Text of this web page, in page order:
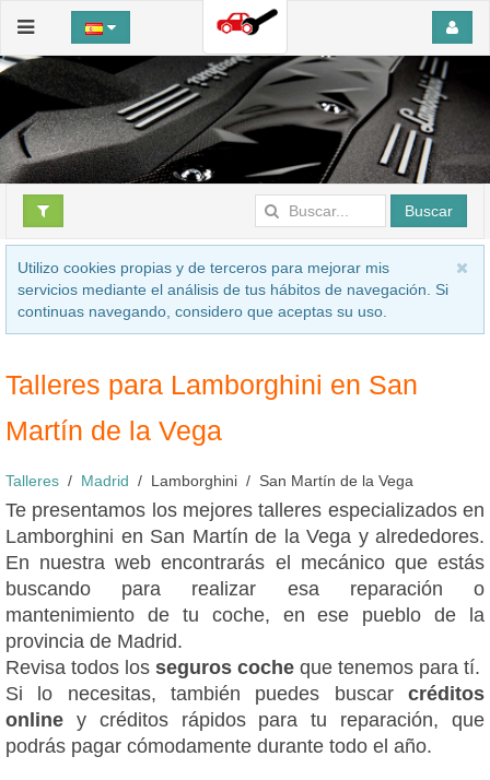
Buscar
Utilizo cookies propias y de terceros para mejorar mis
servicios mediante el análisis de tus hábitos de navegación. Si
continuas navegando, considero que aceptas su uso.
Talleres para Lamborghini en San
Martín de la Vega
Talleres Madrid Lamborghini San Martín de la Vega
Te presentamos los mejores talleres especializados en
Lamborghini en San Martín de la Vega y alrededores.
En nuestra web encontrarás el mecánico que estás
buscando para realizar esa reparación o
mantenimiento de tu coche, en ese pueblo de la
provincia de Madrid.
Revisa todos los seguros coche que tenemos para tí.
Si lo necesitas, también puedes buscar créditos
online y créditos rápidos para tu reparación, que
podrás pagar cómodamente durante todo el año.